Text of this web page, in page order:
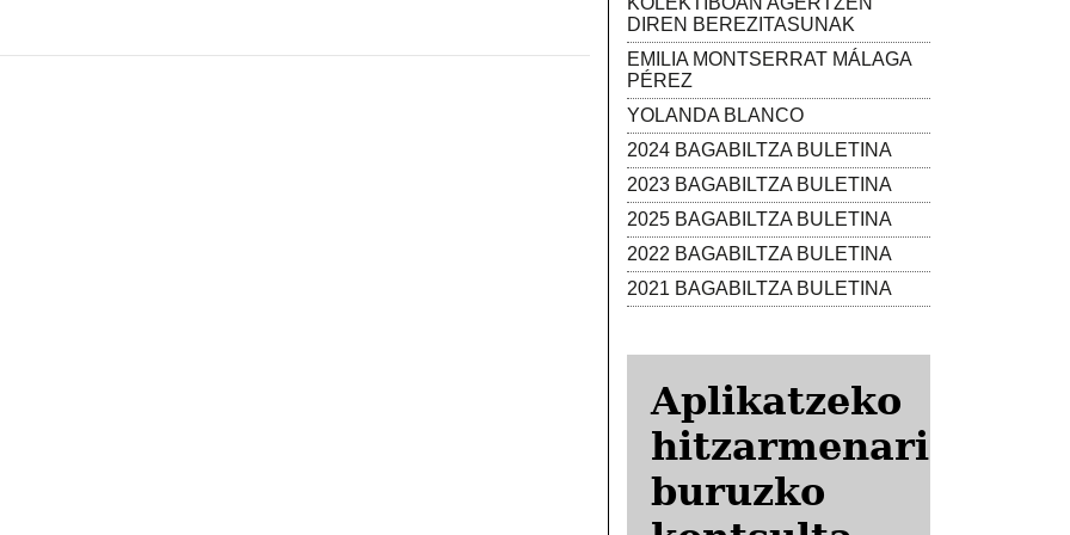
DIREN BEREZITASUNAK
EMILIA MONTSERRAT MÁLAGA
PÉREZ
YOLANDA BLANCO
2024 BAGABILTZA BULETINA
2023 BAGABILTZA BULETINA
2025 BAGABILTZA BULETINA
2022 BAGABILTZA BULETINA
2021 BAGABILTZA BULETINA
Aplikatzeko
hitzarmenari
buruzko